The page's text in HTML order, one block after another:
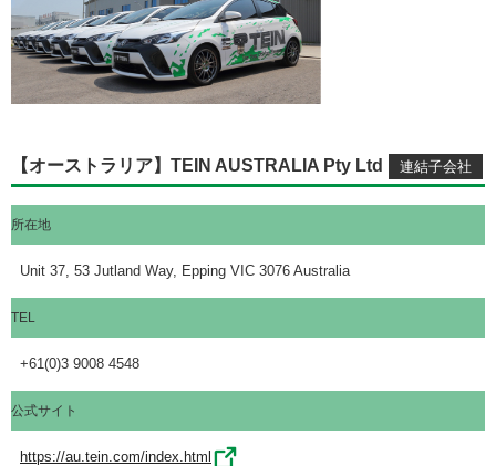
【オーストラリア】TEIN AUSTRALIA Pty Ltd
所在地
Unit 37, 53 Jutland Way, Epping VIC 3076 Australia
TEL
+61(0)3 9008 4548
公式サイト
https://au.tein.com/index.html